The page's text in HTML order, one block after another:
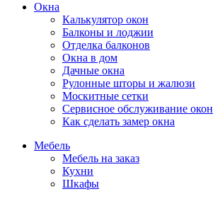
Окна
Калькулятор окон
Балконы и лоджии
Отделка балконов
Окна в дом
Дачные окна
Рулонные шторы и жалюзи
Москитные сетки
Сервисное обслуживание окон
Как сделать замер окна
Мебель
Мебель на заказ
Кухни
Шкафы